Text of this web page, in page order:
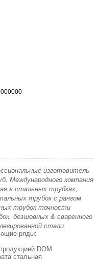
изготовитель
Международного компания
в стальных трубках,
трубок с рангом
трубок точности
безшовных & сваренного
стали.
ряды:
DOM
стальная